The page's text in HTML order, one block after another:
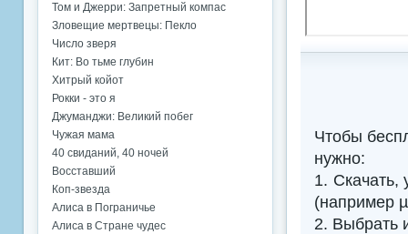
Чтобы
нужно:
1. Скачать,
(например
2. Выбрать
Том и Джерри: Запретный компас
Зловещие мертвецы: Пекло
Число зверя
Кит: Во тьме глубин
Хитрый койот
Рокки - это я
Джуманджи: Великий побег
Чужая мама
40 свиданий, 40 ночей
Восставший
Коп-звезда
Алиса в Пограничье
Алиса в Стране чудес